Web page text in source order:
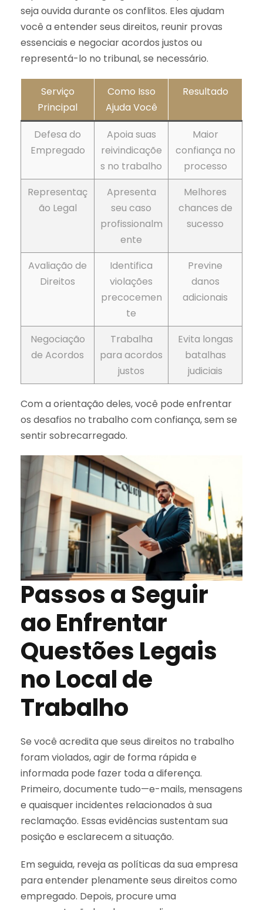
seja ouvida durante os conflitos. Eles ajudam
você a entender seus direitos, reunir provas
essenciais e negociar acordos justos ou
representá-lo no tribunal, se necessário.
Serviço
Principal
Como Isso
Ajuda Você
Resultado
Defesa do
Empregado
Apoia suas
reivindicaçõe
s no trabalho
Maior
confiança no
processo
Representaç
ão Legal
Apresenta
seu caso
profissionalm
ente
Melhores
chances de
sucesso
Avaliação de
Direitos
Identifica
violações
precocemen
te
Previne
danos
adicionais
Negociação
de Acordos
Trabalha
para acordos
justos
Evita longas
batalhas
judiciais
Com a orientação deles, você pode enfrentar
os desafios no trabalho com confiança, sem se
sentir sobrecarregado.
Passos a Seguir
ao Enfrentar
Questões Legais
no Local de
Trabalho
Se você acredita que seus direitos no trabalho
foram violados, agir de forma rápida e
informada pode fazer toda a diferença.
Primeiro, documente tudo—e-mails, mensagens
e quaisquer incidentes relacionados à sua
reclamação. Essas evidências sustentam sua
posição e esclarecem a situação.
Em seguida, reveja as políticas da sua empresa
para entender plenamente seus direitos como
empregado. Depois, procure uma